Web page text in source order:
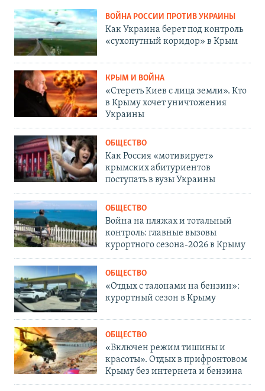
ВОЙНА РОССИИ ПРОТИВ УКРАИНЫ
Как Украина берет под контроль
«сухопутный коридор» в Крым
КРЫМ И ВОЙНА
«Стереть Киев с лица земли». Кто
в Крыму хочет уничтожения
Украины
ОБЩЕСТВО
Как Россия «мотивирует»
крымских абитуриентов
поступать в вузы Украины
ОБЩЕСТВО
Война на пляжах и тотальный
контроль: главные вызовы
курортного сезона-2026 в Крыму
ОБЩЕСТВО
«Отдых с талонами на бензин»:
курортный сезон в Крыму
ОБЩЕСТВО
«Включен режим тишины и
красоты». Отдых в прифронтовом
Крыму без интернета и бензина